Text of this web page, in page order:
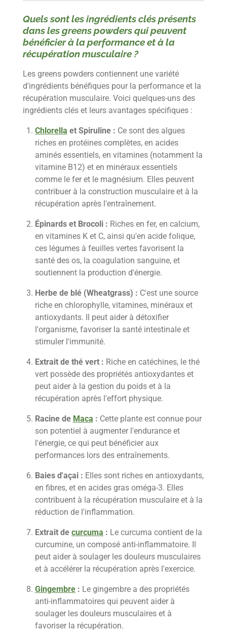
Quels sont les ingrédients clés présents
dans les greens powders qui peuvent
bénéficier à la performance et à la
récupération musculaire ?
Les greens powders contiennent une variété
d'ingrédients bénéfiques pour la performance et la
récupération musculaire. Voici quelques-uns des
ingrédients clés et leurs avantages spécifiques :
Chlorella et Spiruline : Ce sont des algues
riches en protéines complètes, en acides
aminés essentiels, en vitamines (notamment la
vitamine B12) et en minéraux essentiels
comme le fer et le magnésium. Elles peuvent
contribuer à la construction musculaire et à la
récupération après l'entraînement.
Épinards et Brocoli : Riches en fer, en calcium,
en vitamines K et C, ainsi qu'en acide folique,
ces légumes à feuilles vertes favorisent la
santé des os, la coagulation sanguine, et
soutiennent la production d'énergie.
Herbe de blé (Wheatgrass) : C'est une source
riche en chlorophylle, vitamines, minéraux et
antioxydants. Il peut aider à détoxifier
l'organisme, favoriser la santé intestinale et
stimuler l'immunité.
Extrait de thé vert : Riche en catéchines, le thé
vert possède des propriétés antioxydantes et
peut aider à la gestion du poids et à la
récupération après l'effort physique.
Racine de Maca : Cette plante est connue pour
son potentiel à augmenter l'endurance et
l'énergie, ce qui peut bénéficier aux
performances lors des entraînements.
Baies d'açai : Elles sont riches en antioxydants,
en fibres, et en acides gras oméga-3. Elles
contribuent à la récupération musculaire et à la
réduction de l'inflammation.
Extrait de curcuma : Le curcuma contient de la
curcumine, un composé anti-inflammatoire. Il
peut aider à soulager les douleurs musculaires
et à accélérer la récupération après l'exercice.
Gingembre: Le gingembre a des propriétés
anti-inflammatoires qui peuvent aider à
soulager les douleurs musculaires et à
favoriser la récupération.